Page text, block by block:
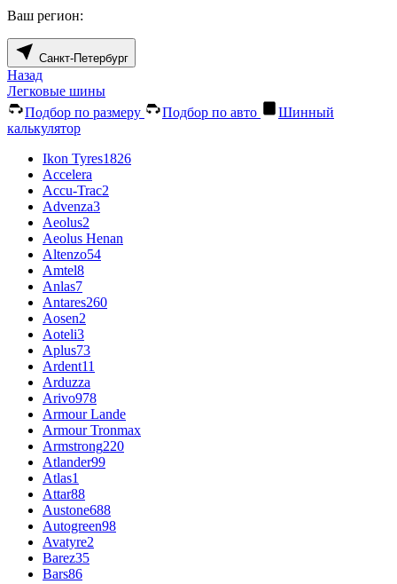
Ваш регион:
Санкт-Петербург
Назад
Легковые шины
Подбор по размеру
Подбор по авто
Шинный
калькулятор
Ikon Tyres1826
Accelera
Accu-Trac2
Advenza3
Aeolus2
Aeolus Henan
Altenzo54
Amtel8
Anlas7
Antares260
Aosen2
Aoteli3
Aplus73
Ardent11
Arduzza
Arivo978
Armour Lande
Armour Tronmax
Armstrong220
Atlander99
Atlas1
Attar88
Austone688
Autogreen98
Avatyre2
Barez35
Bars86